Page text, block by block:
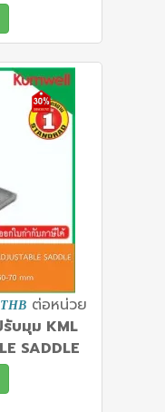
ต่อหน่วย
บมุม KML
SADDLE